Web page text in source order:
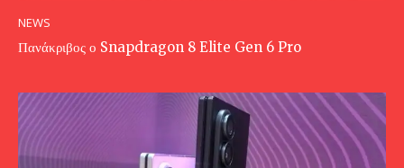
NEWS
Πανάκριβος ο Snapdragon 8 Elite Gen 6 Pro